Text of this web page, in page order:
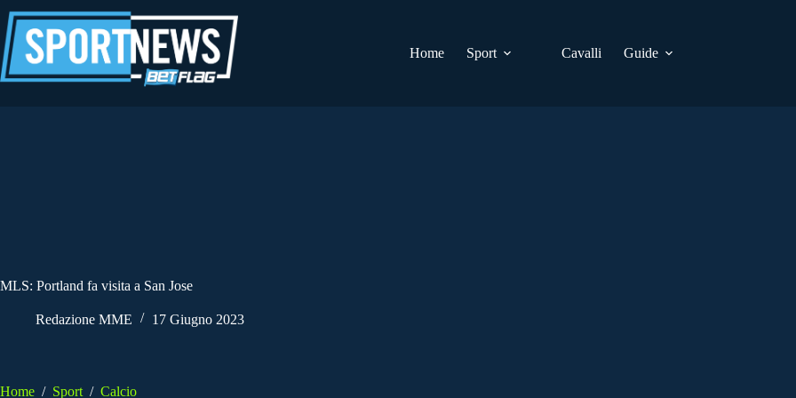
al
contenuto
Home
Sport Cavalli Guide
MLS: Portland fa visita a San Jose
Redazione MME 17 Giugno 2023
Home / Sport / Calcio